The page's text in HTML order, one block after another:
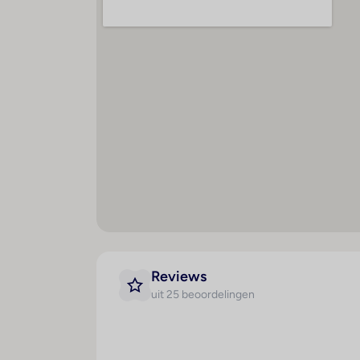
WiFi hotspot
Stadscentrum : 150 m
Reviews
uit 25 beoordelingen